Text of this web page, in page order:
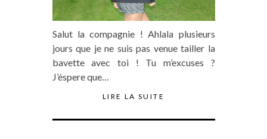
Salut la compagnie ! Ahlala plusieurs
jours que je ne suis pas venue tailler la
bavette avec toi ! Tu m’excuses ?
J’éspere que…
LIRE LA SUITE